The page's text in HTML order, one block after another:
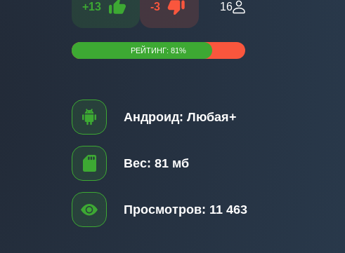
+13 -3 16
РЕЙТИНГ:81%
Андроид: Любая+
Вес: 81 мб
Просмотров: 11 463